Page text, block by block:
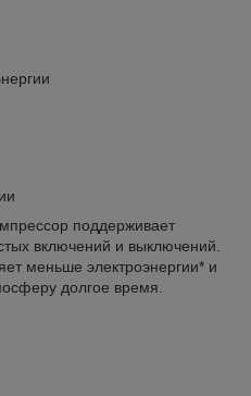
поддерживает
включений и выключений.
меньше электроэнергии* и
долгое время.